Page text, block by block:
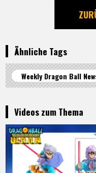
Ähnliche Tags
Weekly Dragon Ball
Videos zum Thema